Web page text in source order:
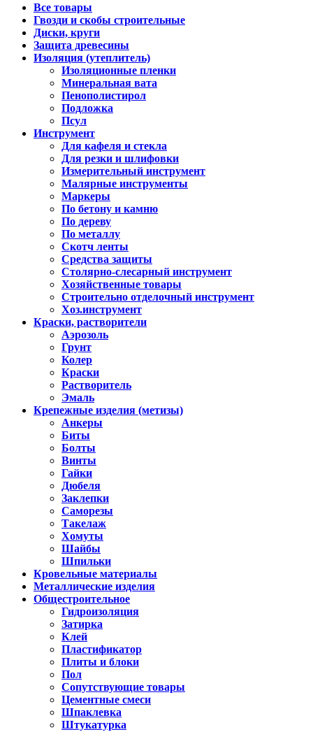
Все товары
Гвозди и скобы строительные
Диски, круги
Защита древесины
Изоляция (утеплитель)
Изоляционные пленки
Минеральная вата
Пенополистирол
Подложка
Псул
Инструмент
Для кафеля и стекла
Для резки и шлифовки
Измерительный инструмент
Малярные инструменты
Маркеры
По бетону и камню
По дереву
По металлу
Скотч ленты
Средства защиты
Столярно-слесарный инструмент
Хозяйственные товары
Строительно отделочный инструмент
Хоз.инструмент
Краски, растворители
Аэрозоль
Грунт
Колер
Краски
Растворитель
Эмаль
Крепежные изделия (метизы)
Анкеры
Биты
Болты
Винты
Гайки
Дюбеля
Заклепки
Саморезы
Такелаж
Хомуты
Шайбы
Шпильки
Кровельные материалы
Металлические изделия
Общестроительное
Гидроизоляция
Затирка
Клей
Пластификатор
Плиты и блоки
Пол
Сопутствующие товары
Цементные смеси
Шпаклевка
Штукатурка